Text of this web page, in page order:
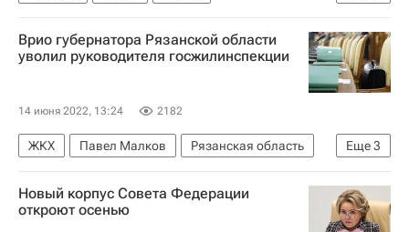
Сбербанк России
Врио губернатора Рязанской области
уволил руководителя госжилинспекции
14 июня 2022, 13:24 2182
Еще3
ЖКХ Павел Малков
Рязанская область
Рязань
ТСЖ
Отставки и назначения - Новости
Новый корпус Совета Федерации
откроют осенью